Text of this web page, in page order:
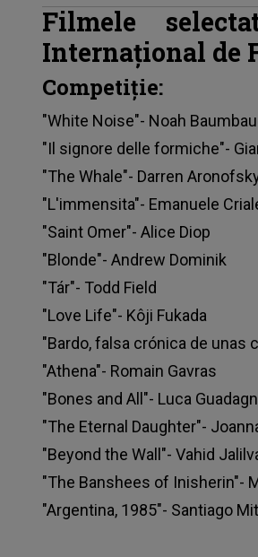
Filmele
Internaţional de
Competiţie:
"White Noise"- Noah
"Il signore delle formiche"-
"The Whale"- Darren
"L'immensita"- Emanuele
"Saint Omer"- Alice Diop
"Blonde"- Andrew Dominik
"Tár"- Todd Field
"Love Life"- Kôji Fukada
"Bardo, falsa crónica de unas
"Athena"- Romain Gavras
"Bones and All"- Luca
"The Eternal Daughter"-
"Beyond the Wall"- Vahid
"The Banshees of Inisherin"-
"Argentina, 1985"- Santiago